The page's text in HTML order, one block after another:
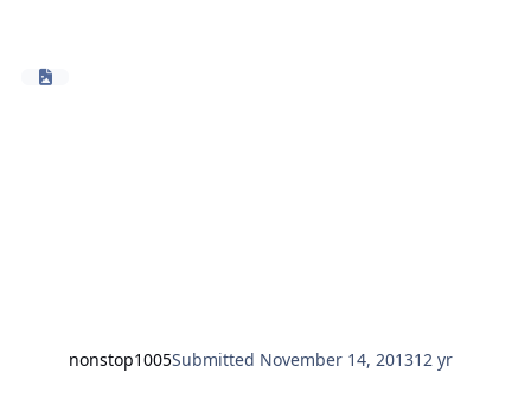
nonstop1005Submitted November 14, 201312 yr